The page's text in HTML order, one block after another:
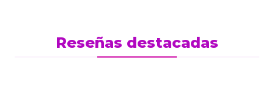
Reseñas destacadas